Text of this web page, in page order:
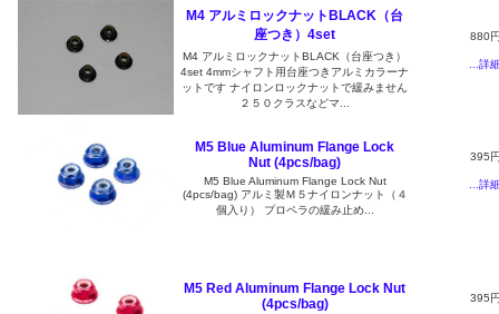
M4 アルミロックナットBLACK（台
座つき）4set
M4 アルミロックナットBLACK（台座つき）
4set 4mmシャフト用台座つきアルミカラーナ
ットです ナイロンロックナットで緩みません
２５０クラスなどマ...
880
...詳
M5 Blue Aluminum Flange Lock
Nut (4pcs/bag)
M5 Blue Aluminum Flange Lock Nut
(4pcs/bag) アルミ製Ｍ５ナイロンナット（４
個入り） プロペラの緩み止め...
395
...詳
M5 Red Aluminum Flange Lock Nut
(4pcs/bag)
395